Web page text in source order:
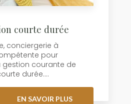
courte durée
conciergerie à
pour
gestion courante de
durée....
EN SAVOIR PLUS